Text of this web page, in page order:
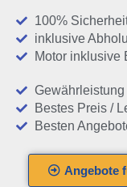
100%
inklusive
Motor inklusive
Bestes Preis /
Besten
Angebote